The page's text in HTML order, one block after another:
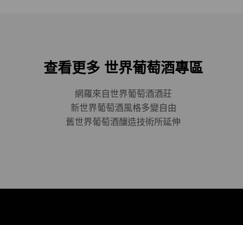
查看更多 世界葡萄酒專區
網羅來自世界葡萄酒酒莊
新世界葡萄酒風格多變自由
舊世界葡萄酒釀造技術所延伸